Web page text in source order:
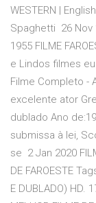
WESTERN |
Spaghetti 26 Nov
1955 FILME
e Lindos filmes
Filme Completo -
excelente ator
dublado Ano
submissa à lei,
se 2 Jan 2020
DE FAROESTE
E DUBLADO) HD.